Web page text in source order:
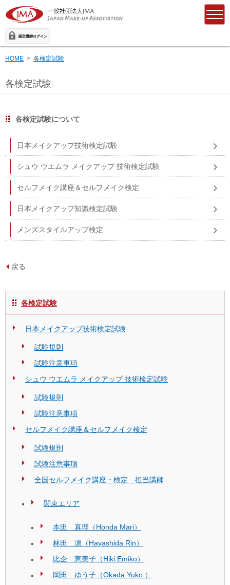
認定講師ログイン
HOME 各検定試験
各検定試験
各検定試験について
日本メイクアップ技術検定試験
シュウ ウエムラ メイクアップ 技術検定試験
セルフメイク講座＆セルフメイク検定
日本メイクアップ知識検定試験
メンズスタイルアップ検定
戻る
各検定試験
日本メイクアップ技術検定試験
試験規則
試験注意事項
シュウ ウエムラ メイクアップ 技術検定試験
試験規則
試験注意事項
セルフメイク講座＆セルフメイク検定
試験規則
試験注意事項
全国セルフメイク講座・検定 担当講師
関東エリア
本田 真理（Honda Mari）
林田 凛（Hayashida Rin）
比企 恵美子（Hiki Emiko）
岡田 ゆう子（Okada Yuko ）